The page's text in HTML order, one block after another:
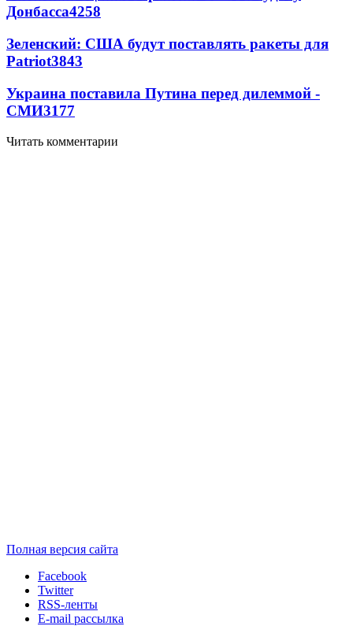
Донбасса4258
Зеленский: США будут поставлять ракеты для
Patriot3843
Украина поставила Путина перед дилеммой -
СМИ3177
Читать комментарии
Полная версия сайта
Facebook
Twitter
RSS-ленты
E-mail рассылка